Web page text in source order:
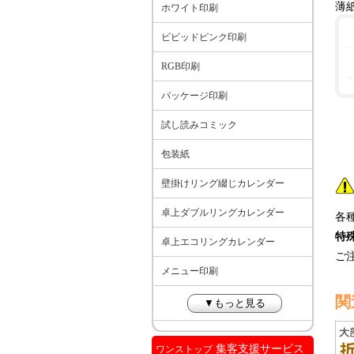
薄
各
特
ご
ホワイト印刷
ビビッドピンク印刷
RGB印刷
パッケージ印刷
試し読みコミック
包装紙
壁掛けリング綴じカレンダー
卓上ダブルリングカレンダー
卓上エコリングカレンダー
メニュー印刷
▼もっと見る
ワンストップ集客支援サービス